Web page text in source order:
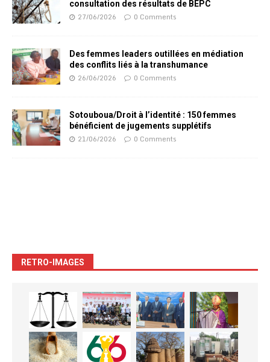
consultation des résultats de BEPC
27/06/2026 0 Comments
Des femmes leaders outillées en médiation
des conflits liés à la transhumance
26/06/2026 0 Comments
Sotouboua/Droit à l’identité : 150 femmes
bénéficient de jugements supplétifs
21/06/2026 0 Comments
RETRO-IMAGES